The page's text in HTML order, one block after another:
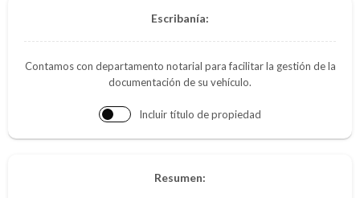
Escribanía:
Contamos con departamento notarial para facilitar la gestión de la
documentación de su vehículo.
Incluir título de propiedad
Resumen: